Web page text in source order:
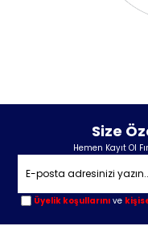
Size
Hemen Kayıt Ol
Üyelik koşullarını ve